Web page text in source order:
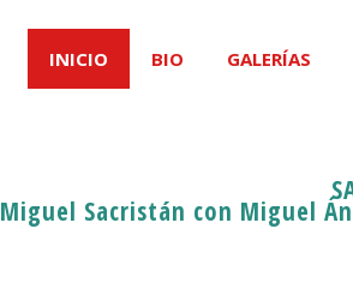
INICIO BIO GALERÍAS
Miguel Sacristán con Miguel